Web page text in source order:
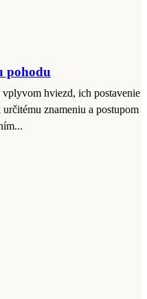
pohodu
hviezd, ich postavenie
znameniu a postupom